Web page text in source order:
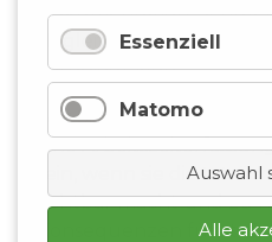
Dokumentation,
Begleitung sehr
Lernbiografien.
Aus Sicht des VLB
eine
sein, wenn sie die
sichtbar macht und zu
Konsequenzen führt.
Essenziell
Matomo
Auswahl
Alle